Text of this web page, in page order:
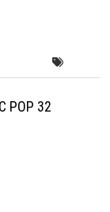
POP 32